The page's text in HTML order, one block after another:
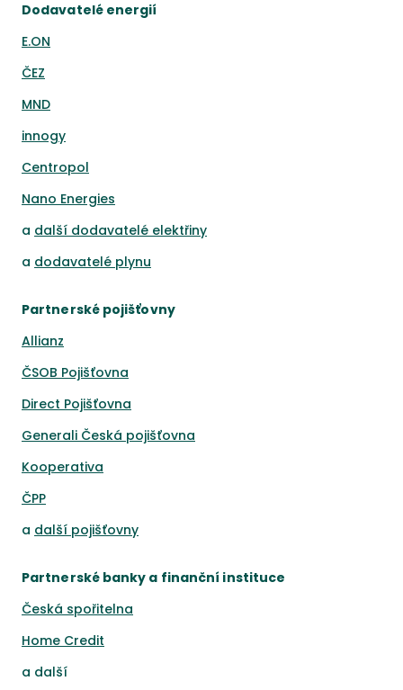
Dodavatelé energií
E.ON
ČEZ
MND
innogy
Centropol
Nano Energies
a další dodavatelé elektřiny
a dodavatelé plynu
Partnerské pojišťovny
Allianz
ČSOB Pojišťovna
Direct Pojišťovna
Generali Česká pojišťovna
Kooperativa
ČPP
a další pojišťovny
Partnerské banky a finanční instituce
Česká spořitelna
Home Credit
a další